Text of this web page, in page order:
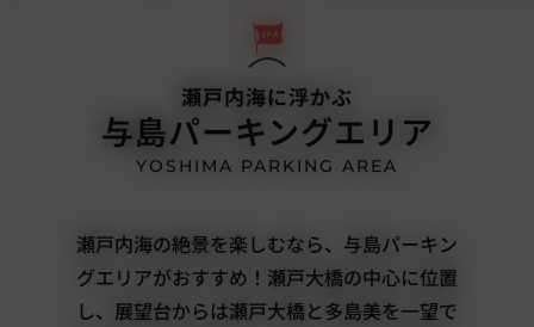
瀬戸内海に浮かぶ
与島パーキングエリア
YOSHIMA PARKING AREA
瀬戸内海の絶景を楽しむなら、与島パーキン
グエリアがおすすめ！瀬戸大橋の中心に位置
し、展望台からは瀬戸大橋と多島美を一望で